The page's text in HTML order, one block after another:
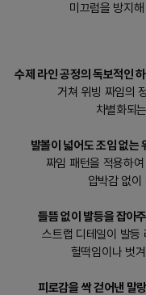
미끄럼을 방지
수제 라인 공정의 독보적인
거쳐 위빙 짜임의
차별화되
발볼이 넓어도 조임 없는
짜임 패턴을 적용하
압박감 없
들뜸 없이 발등을 잡아
스트랩 디테일이 발등
헐떡임이나 벗
피로감을 싹 걷어낸 말